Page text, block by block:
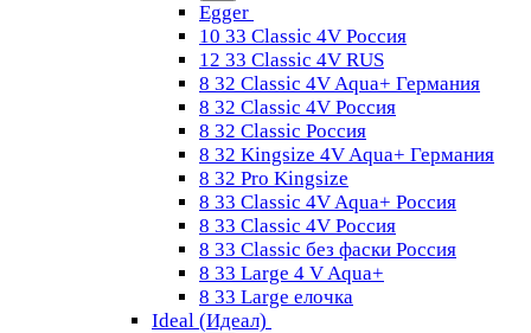
Egger
10 33 Classic 4V Россия
12 33 Classic 4V RUS
8 32 Classic 4V Aqua+ Германия
8 32 Classic 4V Россия
8 32 Classic Россия
8 32 Kingsize 4V Aqua+ Германия
8 32 Pro Kingsize
8 33 Classic 4V Aqua+ Россия
8 33 Classic 4V Россия
8 33 Classic без фаски Россия
8 33 Large 4 V Aqua+
8 33 Large елочка
Ideal (Идеал)